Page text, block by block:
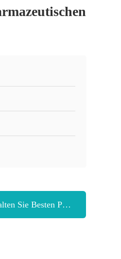
Sie Besten Preis